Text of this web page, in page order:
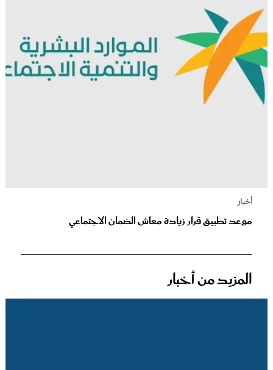
أخبار
موعد تطبيق قرار زيادة معاش الضمان الاجتماعي
المزيد من أخبار